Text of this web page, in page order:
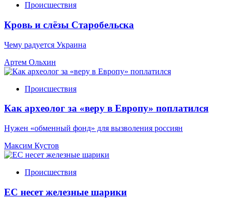
Происшествия
Кровь и слёзы Старобельска
Чему радуется Украина
Артем Ольхин
Происшествия
Как археолог за «веру в Европу» поплатился
Нужен «обменный фонд» для вызволения россиян
Максим Кустов
Происшествия
ЕС несет железные шарики